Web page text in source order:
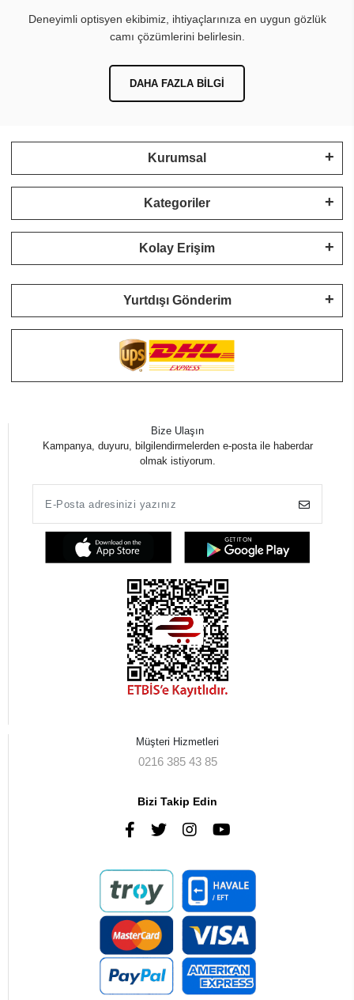
Deneyimli optisyen ekibimiz, ihtiyaçlarınıza en uygun gözlük
camı çözümlerini belirlesin.
DAHA FAZLA BILGI
Kurumsal
Kategoriler
Kolay Erişim
Yurtdışı Gönderim
Bize Ulaşın
Kampanya, duyuru, bilgilendirmelerden e-posta ile haberdar
olmak istiyorum.
Müşteri Hizmetleri
0216 385 43 85
Bizi Takip Edin